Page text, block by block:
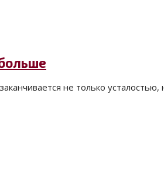
не только усталостью,